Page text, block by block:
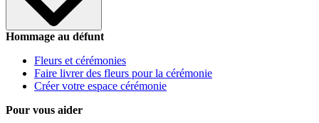
Hommage au défunt
Fleurs et cérémonies
Faire livrer des fleurs pour la cérémonie
Créer votre espace cérémonie
Pour vous aider